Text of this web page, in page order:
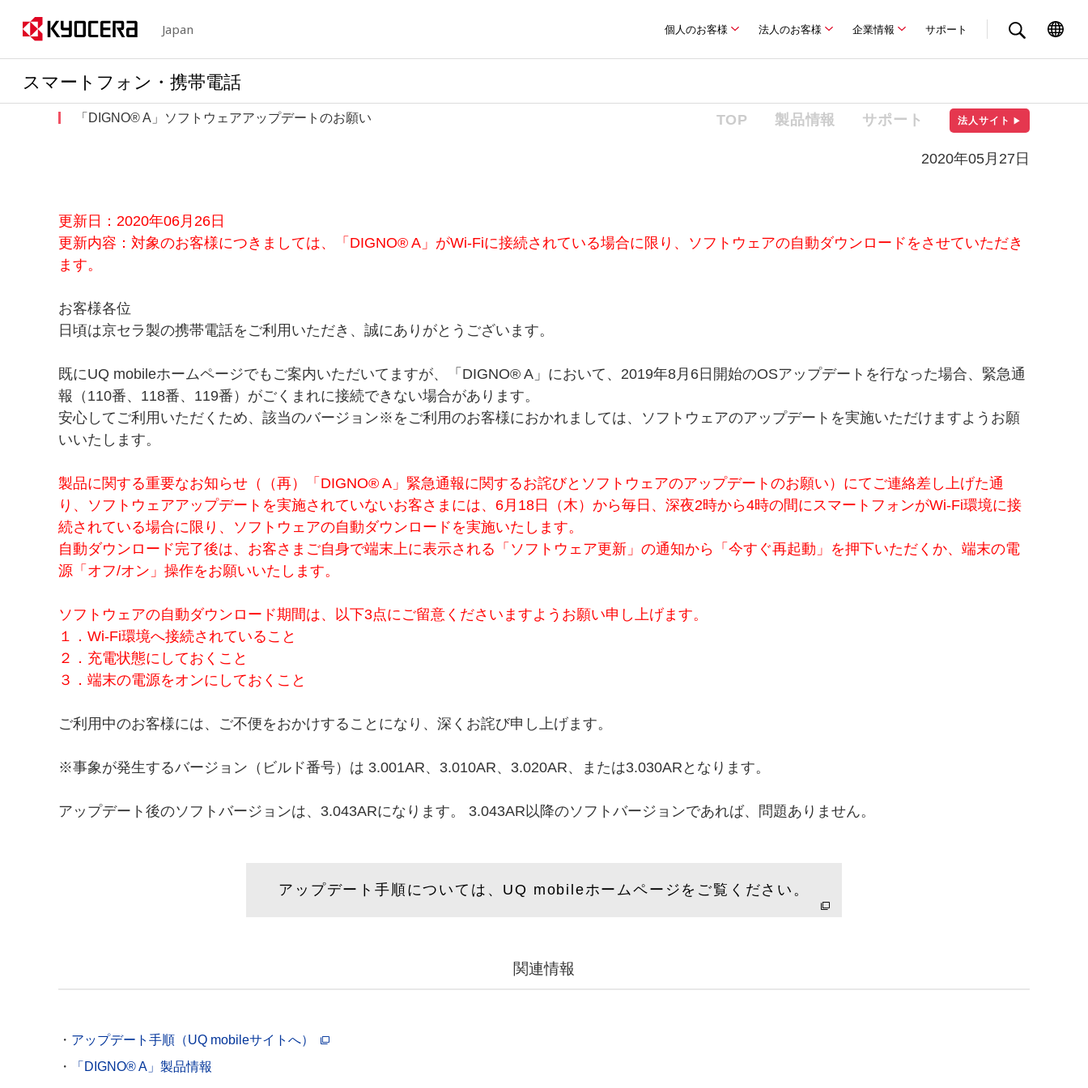
Japan 個人のお客様 法人のお客様 企業情報 サポート
スマートフォン・携帯電話
TOP 製品情報 サポート 法人サイト ▶
「DIGNO® A」ソフトウェアアップデートのお願い
2020年05月27日
更新日：2020年06月26日
更新内容：対象のお客様につきましては、「DIGNO® A」がWi-Fiに接続されている場合に限り、ソフトウェアの自動ダウンロードをさせていただき
ます。
お客様各位
日頃は京セラ製の携帯電話をご利用いただき、誠にありがとうございます。
既にUQ mobileホームページでもご案内いただいてますが、「DIGNO® A」において、2019年8月6日開始のOSアップデートを行なった場合、緊急通
報（110番、118番、119番）がごくまれに接続できない場合があります。
安心してご利用いただくため、該当のバージョン※をご利用のお客様におかれましては、ソフトウェアのアップデートを実施いただけますようお願
いいたします。
製品に関する重要なお知らせ（（再）「DIGNO® A」緊急通報に関するお詫びとソフトウェアのアップデートのお願い）にてご連絡差し上げた通
り、ソフトウェアアップデートを実施されていないお客さまには、6月18日（木）から毎日、深夜2時から4時の間にスマートフォンがWi-Fi環境に接
続されている場合に限り、ソフトウェアの自動ダウンロードを実施いたします。
自動ダウンロード完了後は、お客さまご自身で端末上に表示される「ソフトウェア更新」の通知から「今すぐ再起動」を押下いただくか、端末の電
源「オフ/オン」操作をお願いいたします。
ソフトウェアの自動ダウンロード期間は、以下3点にご留意くださいますようお願い申し上げます。
１．Wi-Fi環境へ接続されていること
２．充電状態にしておくこと
３．端末の電源をオンにしておくこと
ご利用中のお客様には、ご不便をおかけすることになり、深くお詫び申し上げます。
※事象が発生するバージョン（ビルド番号）は 3.001AR、3.010AR、3.020AR、または3.030ARとなります。
アップデート後のソフトバージョンは、3.043ARになります。 3.043AR以降のソフトバージョンであれば、問題ありません。
アップデート手順については、UQ mobileホームページをご覧ください。
関連情報
アップデート手順（UQ mobileサイトへ）
「DIGNO® A」製品情報